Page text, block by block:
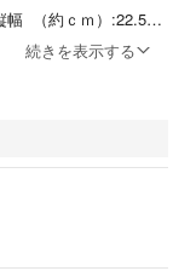
（約ｃｍ）:22.5，
ますので、展示・
。
続きを表示する